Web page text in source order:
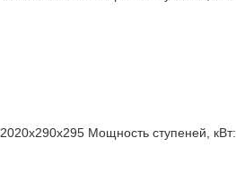
2020x290x295 Мощность ступеней, кВт: